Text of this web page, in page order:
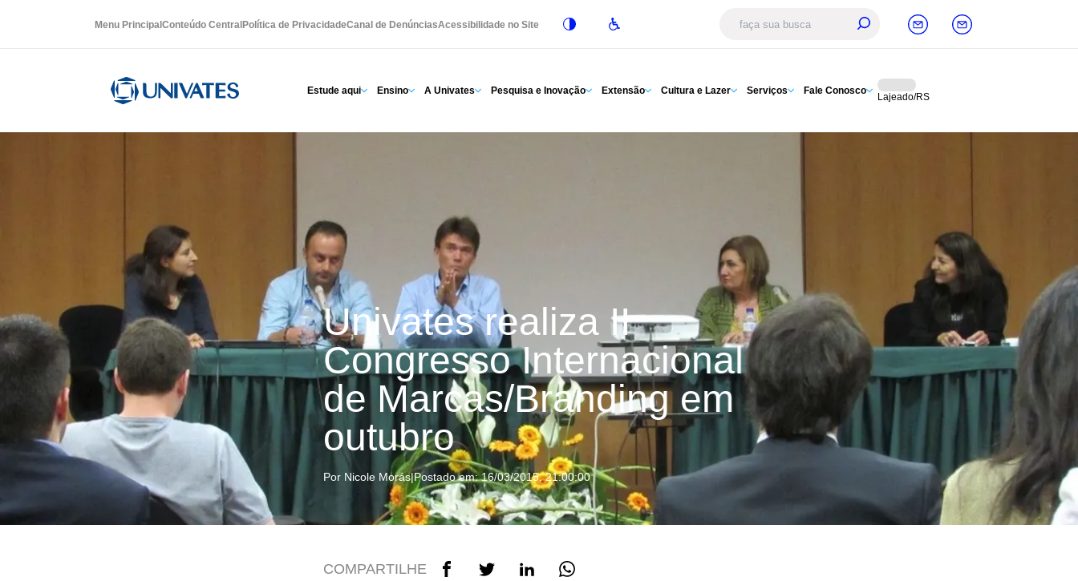
Menu Principal Conteúdo Central Política de PrivacidadeCanal de DenúnciasAcessibilidade no Site
Estude aqui Ensino A Univates Pesquisa e Inovação Extensão Cultura e Lazer Serviços Fale Conosco
Lajeado/RS
Univates realiza II
Congresso Internacional
de Marcas/Branding em
outubro
Por Nicole Morás|Postado em: 16/03/2015, 21:00:00
COMPARTILHE